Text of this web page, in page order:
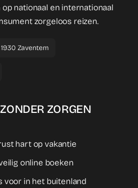
nationaal en internationaal
zorgeloos reizen.
1930 Zaventem
ZORGEN
hart op vakantie
online boeken
voor in het buitenland